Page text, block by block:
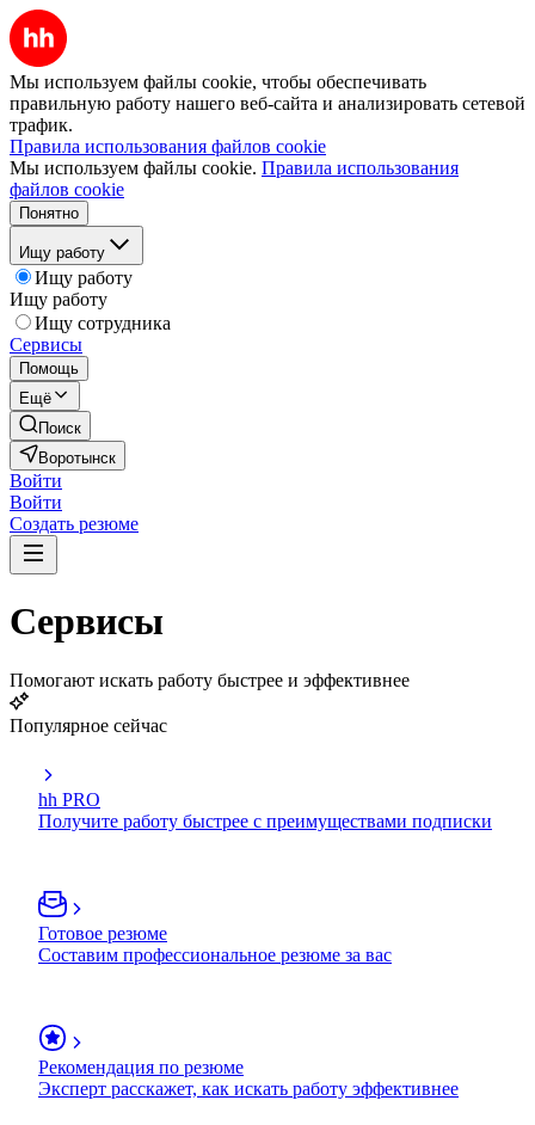
Мы используем файлы cookie, чтобы обеспечивать
правильную работу нашего веб-сайта и анализировать сетевой
трафик.
Правила использования файлов cookie
Мы используем файлы cookie. Правила использования
файлов cookie
Понятно
Ищу работу
Ищу работу
Ищу работу
Ищу сотрудника
Сервисы
Помощь
Ещё
Поиск
Воротынск
Войти
Войти
Создать резюме
Сервисы
Помогают искать работу быстрее и эффективнее
Популярное сейчас
hh PRO
Получите работу быстрее с преимуществами подписки
Готовое резюме
Составим профессиональное резюме за вас
Рекомендация по резюме
Эксперт расскажет, как искать работу эффективнее